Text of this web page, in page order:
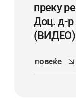
преку
Доц. д-
(ВИДЕО)
повеќе